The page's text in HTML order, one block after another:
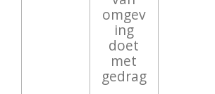
omgev
ing
doet
met
gedrag